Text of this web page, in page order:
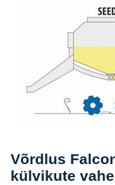
Võrdlus
külvikute